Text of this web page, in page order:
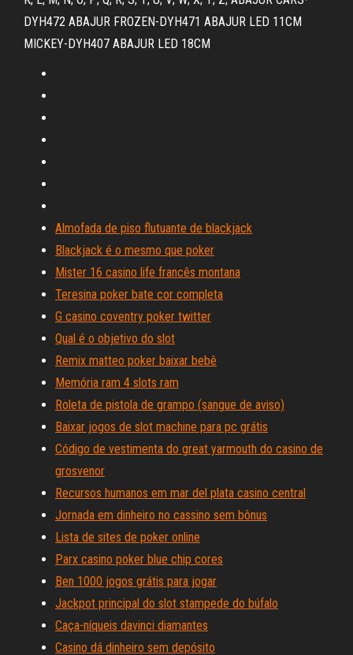
DYH472 ABAJUR FROZEN-DYH471 ABAJUR LED 11CM
MICKEY-DYH407 ABAJUR LED 18CM
Almofada de piso flutuante de blackjack
Blackjack é o mesmo que poker
Mister 16 casino life francês montana
Teresina poker bate cor completa
G casino coventry poker twitter
Qual é o objetivo do slot
Remix matteo poker baixar bebê
Memória ram 4 slots ram
Roleta de pistola de grampo (sangue de aviso)
Baixar jogos de slot machine para pc grátis
Código de vestimenta do great yarmouth do casino de
grosvenor
Recursos humanos em mar del plata casino central
Jornada em dinheiro no cassino sem bônus
Lista de sites de poker online
Parx casino poker blue chip cores
Ben 1000 jogos grátis para jogar
Jackpot principal do slot stampede do búfalo
Caça-níqueis davinci diamantes
Casino dá dinheiro sem depósito